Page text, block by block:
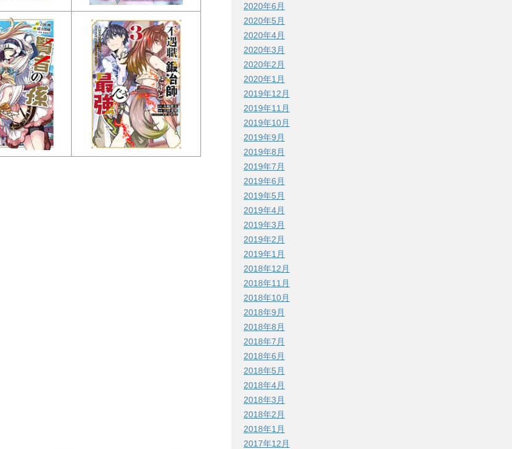
2020年6月
2020年5月
2020年4月
2020年3月
2020年2月
2020年1月
2019年12月
2019年11月
2019年10月
2019年9月
2019年8月
2019年7月
2019年6月
2019年5月
2019年4月
2019年3月
2019年2月
2019年1月
2018年12月
2018年11月
2018年10月
2018年9月
2018年8月
2018年7月
2018年6月
2018年5月
2018年4月
2018年3月
2018年2月
2018年1月
2017年12月